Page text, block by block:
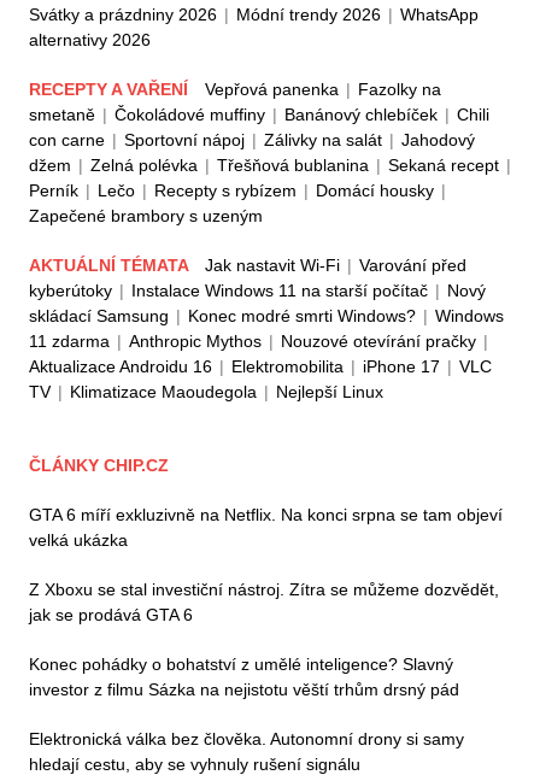
Svátky a prázdniny 2026 | Módní trendy 2026 | WhatsApp
alternativy 2026
RECEPTY A VAŘENÍ Vepřová panenka | Fazolky na
smetaně | Čokoládové muffiny | Banánový chlebíček | Chili
con carne | Sportovní nápoj | Zálivky na salát | Jahodový
džem | Zelná polévka | Třešňová bublanina | Sekaná recept |
Perník | Lečo | Recepty s rybízem | Domácí housky |
Zapečené brambory s uzeným
AKTUÁLNÍ TÉMATA Jak nastavit Wi-Fi | Varování před
kyberútoky | Instalace Windows 11 na starší počítač | Nový
skládací Samsung | Konec modré smrti Windows? | Windows
11 zdarma | Anthropic Mythos | Nouzové otevírání pračky |
Aktualizace Androidu 16 | Elektromobilita | iPhone 17 | VLC
TV | Klimatizace Maoudegola | Nejlepší Linux
ČLÁNKY CHIP.CZ
GTA 6 míří exkluzivně na Netflix. Na konci srpna se tam objeví
velká ukázka
Z Xboxu se stal investiční nástroj. Zítra se můžeme dozvědět,
jak se prodává GTA 6
Konec pohádky o bohatství z umělé inteligence? Slavný
investor z filmu Sázka na nejistotu věští trhům drsný pád
Elektronická válka bez člověka. Autonomní drony si samy
hledají cestu, aby se vyhnuly rušení signálu